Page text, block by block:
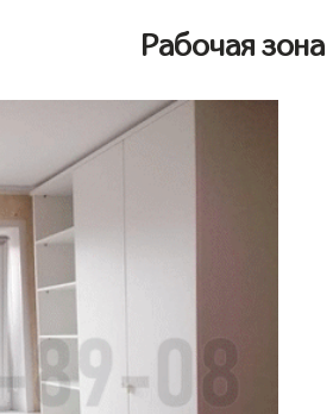
Рабочая зона